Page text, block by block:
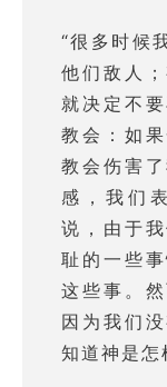
“很多时候
他们敌人
就决定不
教会：如
教会伤害
感，我们
说，由于
耻的一些
这些事。
因为我们
知道神是怎